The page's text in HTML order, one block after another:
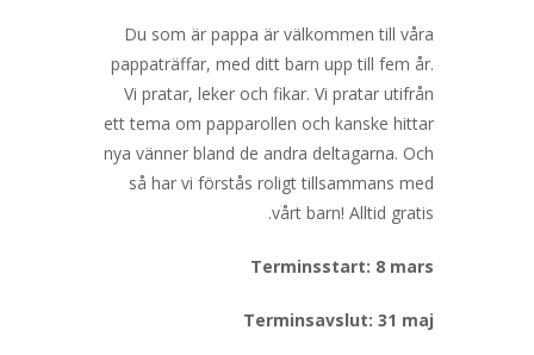
Du som är pappa är välkommen till våra
pappaträffar, med ditt barn upp till fem år.
Vi pratar, leker och fikar. Vi pratar utifrån
ett tema om papparollen och kanske hittar
nya vänner bland de andra deltagarna. Och
så har vi förstås roligt tillsammans med
vårt barn! Alltid gratis.
Terminsstart: 8 mars
Terminsavslut: 31 maj